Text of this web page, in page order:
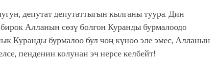
депутат депутаттыгын кылганы туура. Дин
Алланын сөзү болгон Куранды бурмалоодо
Куранды бурмалоо бул чоң күнөө эле эмес, Алланын
пенденин колунан эч нерсе келбейт!